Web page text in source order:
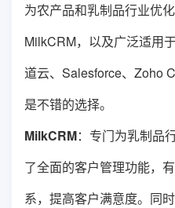
为农产品和乳制品行业优
MilkCRM，以及广泛适用
道云、Salesforce、Zoho
是不错的选择。
MilkCRM：专门为乳制品
了全面的客户管理功能，
系，提高客户满意度。同